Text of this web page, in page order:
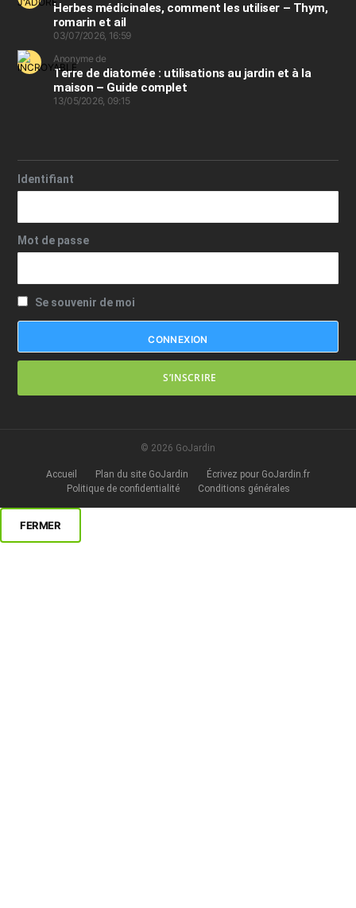
Herbes médicinales, comment les utiliser – Thym,
romarin et ail
03/07/2026, 16:59
Anonyme de
Terre de diatomée : utilisations au jardin et à la
maison – Guide complet
13/05/2026, 09:15
Identifiant
Mot de passe
Se souvenir de moi
S’INSCRIRE
© 2026 GoJardin
Accueil Plan du site GoJardin
Écrivez pour GoJardin.fr
Politique de confidentialité
Conditions générales
FERMER